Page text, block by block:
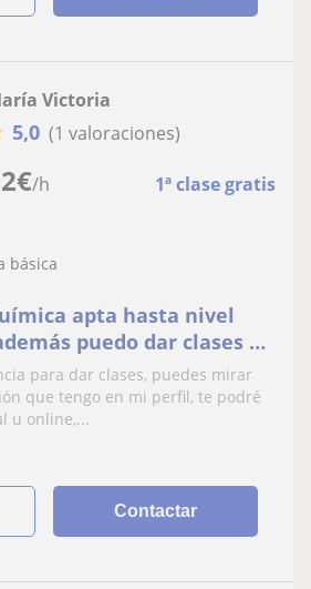
€/h 1ª clase gratis
Victoria
5,0 (1 valoraciones)
básica
apta hasta nivel
puedo dar clases de
Ciencias, Inglés y
para dar clases, puedes mirar
que tengo en mi perfil, te podré
u online,...
Contactar